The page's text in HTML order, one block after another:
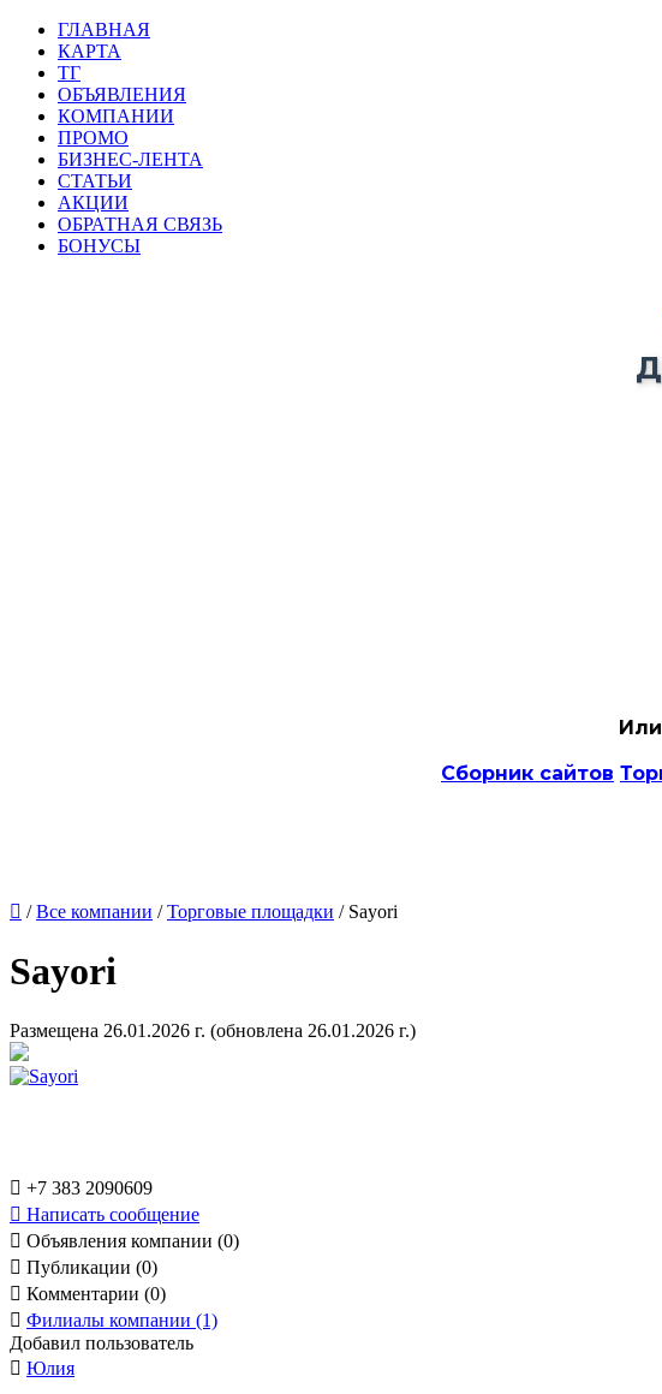
ГЛАВНАЯ
КАРТА
ТГ
ОБЪЯВЛЕНИЯ
КОМПАНИИ
ПРОМО
БИЗНЕС-ЛЕНТА
СТАТЬИ
АКЦИИ
ОБРАТНАЯ СВЯЗЬ
БОНУСЫ
Сборник сайтов
 /Все компании /Торговые площадки / Sayori
Sayori
Размещена 26.01.2026 г. (обновлена 26.01.2026 г.)
 +7 383 2090609
 Написать сообщение
 Объявления компании (0)
 Публикации (0)
 Комментарии (0)
 Филиалы компании (1)
Добавил пользователь
 Юлия